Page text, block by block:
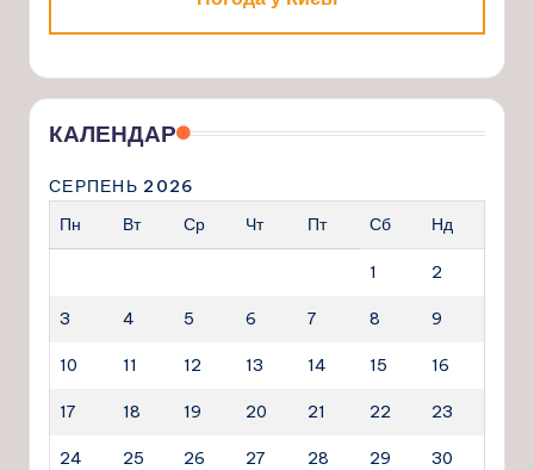
КАЛЕНДАР
СЕРПЕНЬ 2026
Пн
Вт Ср Чт Пт Сб Нд
1 2
3 4 5 6 7 8 9
10 11 12 13 14 15 16
17 18 19 20 21 22 23
24 25 26 27 28 29 30